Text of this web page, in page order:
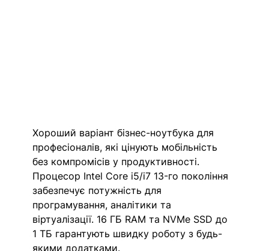
Хороший варіант бізнес-ноутбука для
професіоналів, які цінують мобільність
без компромісів у продуктивності.
Процесор Intel Core i5/i7 13-го покоління
забезпечує потужність для
програмування, аналітики та
віртуалізації. 16 ГБ RAM та NVMe SSD до
1 ТБ гарантують швидку роботу з будь-
якими додатками.